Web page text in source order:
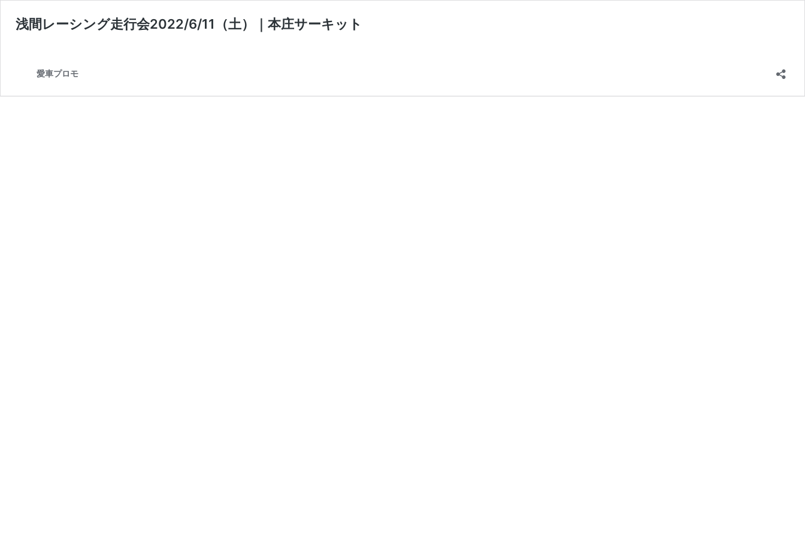
浅間レーシング走行会2022/6/11（土）｜本庄サーキット
愛車プロモ